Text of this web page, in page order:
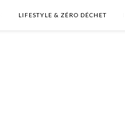
LIFESTYLE & ZÉRO DÉCHET